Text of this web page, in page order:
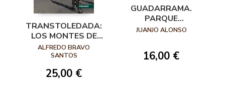
TRANSTOLEDADA:
LOS MONTES DE
TOLEDO EN BTT
ALFREDO BRAVO
SANTOS
25,00 €
GUADARRAMA.
PARQUE
NACIONAL. 20
JUANJO ALONSO
16,00 €